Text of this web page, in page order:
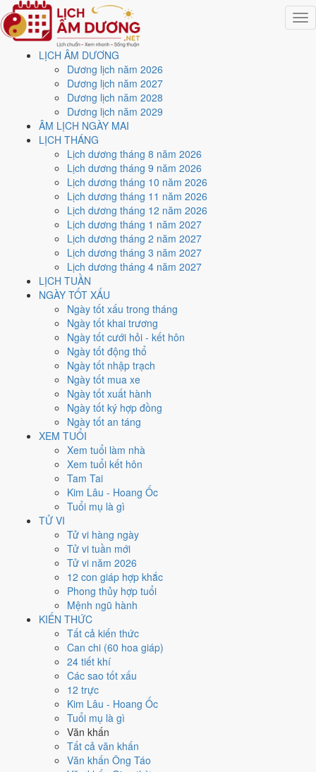
LỊCH ÂM DƯƠNG
Dương lịch năm 2026
Dương lịch năm 2027
Dương lịch năm 2028
Dương lịch năm 2029
ÂM LỊCH NGÀY MAI
LỊCH THÁNG
Lịch dương tháng 8 năm 2026
Lịch dương tháng 9 năm 2026
Lịch dương tháng 10 năm 2026
Lịch dương tháng 11 năm 2026
Lịch dương tháng 12 năm 2026
Lịch dương tháng 1 năm 2027
Lịch dương tháng 2 năm 2027
Lịch dương tháng 3 năm 2027
Lịch dương tháng 4 năm 2027
LỊCH TUẦN
NGÀY TỐT XẤU
Ngày tốt xấu trong tháng
Ngày tốt khai trương
Ngày tốt cưới hỏi - kết hôn
Ngày tốt động thổ
Ngày tốt nhập trạch
Ngày tốt mua xe
Ngày tốt xuất hành
Ngày tốt ký hợp đồng
Ngày tốt an táng
XEM TUỔI
Xem tuổi làm nhà
Xem tuổi kết hôn
Tam Tai
Kim Lâu - Hoang Ốc
Tuổi mụ là gì
TỬ VI
Tử vi hàng ngày
Tử vi tuần mới
Tử vi năm 2026
12 con giáp hợp khắc
Phong thủy hợp tuổi
Mệnh ngũ hành
KIẾN THỨC
Tất cả kiến thức
Can chi (60 hoa giáp)
24 tiết khí
Các sao tốt xấu
12 trực
Kim Lâu - Hoang Ốc
Tuổi mụ là gì
Văn khấn
Tất cả văn khấn
Văn khấn Ông Táo
Trang chủ
Lịch năm 2024
Tháng 11/2024
Ngày 22/11/2024 (Canh Dần)
Xem ngày22/11/2024
dương lịch - Ngày 22/10 âm
lịch (Canh Dần) tốt hay
Ngày 22/11/2024 dương lịch (Thứ Sáu) là ngày 22/10/2024 âm
, tức ngày Canh Dần- Can khắc Chi, Trực Bình, Sao Ngưu, nạp
âm Tùng Bách Mộc. Tổng hòa, đây là
4.0/10cho các việc quan trọng. Giờ Hoàng Đạo trong ngày:
Thìn, Tỵ, Mùi, Tuất.
Ngày Dương
Tháng 11 năm 2024
Tháng 10 âm năm 2024
Tiết Tiểu Tuyết
Ngày Canh Dần có TrựcBình(ngày bình hòa, ổn định, không thiên
hung cát) và gặp Sao Thiên Lao hắc đạo
4.0/10nên đây làNgày Hung
định lớn khó đảo ngược.
Ngọ, Tuất, Hợihợp ngày; tuổi
Ngày 22/11/2024 tốt hay xấu cho
việc gì?
Ngày 22/11/2024 đạt4.0/10
Mở kho - xuất hàng (5/10)
Trực Bình (ngày bình hòa, ổn định, không thiên hung cát) và gặp Sao
Thiên Lao hắc đạo nên điểm từng việc chênh nhau như bảng dưới.